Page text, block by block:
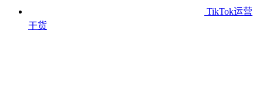
TikTok运营
干货